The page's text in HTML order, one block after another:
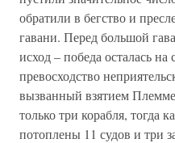
обратили в бегство и
гавани. Перед большой
исход – победа осталась
превосходство
вызванный взятием
только три корабля, тогда
потоплены 11 судов и три